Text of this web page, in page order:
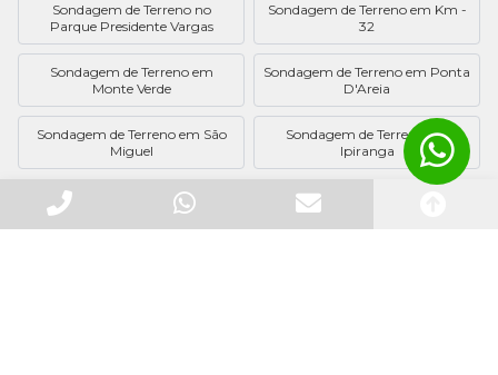
Sondagem de Terreno no
Parque Presidente Vargas
Sondagem de Terreno em Km -
32
Sondagem de Terreno em
Monte Verde
Sondagem de Terreno em Ponta
D'Areia
Sondagem de Terreno em São
Miguel
Sondagem de Terreno em
Ipiranga